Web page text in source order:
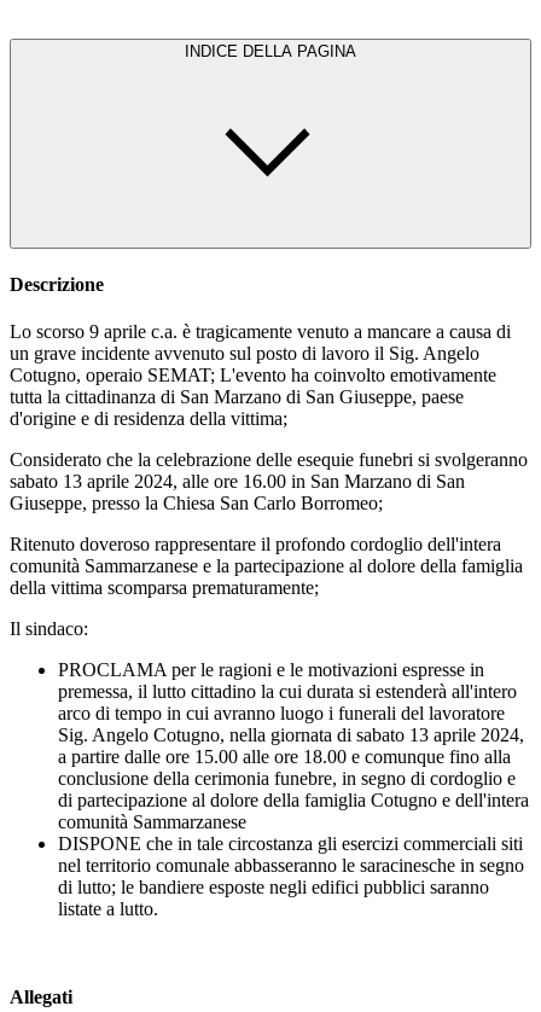
INDICE DELLA PAGINA
Descrizione
Lo scorso 9 aprile c.a. è tragicamente venuto a mancare a causa di
un grave incidente avvenuto sul posto di lavoro il Sig. Angelo
Cotugno, operaio SEMAT; L'evento ha coinvolto emotivamente
tutta la cittadinanza di San Marzano di San Giuseppe, paese
d'origine e di residenza della vittima;
Considerato che la celebrazione delle esequie funebri si svolgeranno
sabato 13 aprile 2024, alle ore 16.00 in San Marzano di San
Giuseppe, presso la Chiesa San Carlo Borromeo;
Ritenuto doveroso rappresentare il profondo cordoglio dell'intera
comunità Sammarzanese e la partecipazione al dolore della famiglia
della vittima scomparsa prematuramente;
Il sindaco:
PROCLAMA per le ragioni e le motivazioni espresse in
premessa, il lutto cittadino la cui durata si estenderà all'intero
arco di tempo in cui avranno luogo i funerali del lavoratore
Sig. Angelo Cotugno, nella giornata di sabato 13 aprile 2024,
a partire dalle ore 15.00 alle ore 18.00 e comunque fino alla
conclusione della cerimonia funebre, in segno di cordoglio e
di partecipazione al dolore della famiglia Cotugno e dell'intera
comunità Sammarzanese
DISPONE che in tale circostanza gli esercizi commerciali siti
nel territorio comunale abbasseranno le saracinesche in segno
di lutto; le bandiere esposte negli edifici pubblici saranno
listate a lutto.
Allegati